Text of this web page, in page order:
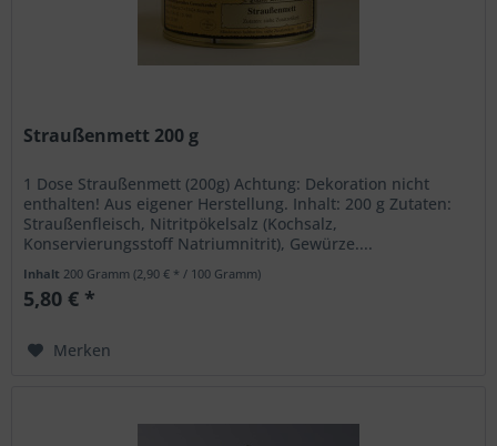
Straußenmett 200 g
1 Dose Straußenmett (200g) Achtung: Dekoration nicht
enthalten! Aus eigener Herstellung. Inhalt: 200 g Zutaten:
Straußenfleisch, Nitritpökelsalz (Kochsalz,
Konservierungsstoff Natriumnitrit), Gewürze....
Inhalt 200 Gramm(2,90 € * / 100 Gramm)
5,80 € *
Merken